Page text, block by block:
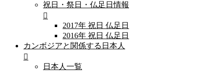
祝日・祭日・仏足日情報
2017年 祝日 仏足日
2016年 祝日 仏足日
カンボジアと関係する日本人
日本人一覧